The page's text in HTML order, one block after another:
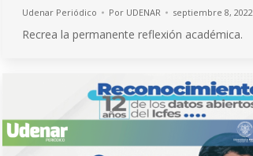
Udenar Periódico Por UDENAR septiembre 8, 2022
Recrea la permanente reflexión académica.